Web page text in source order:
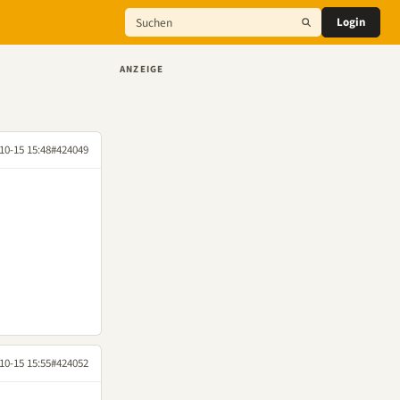
Login
15 15:48#424049
15 15:55#424052
ANZEIGE